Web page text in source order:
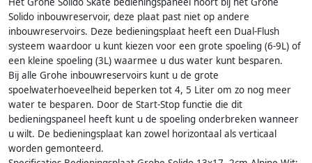
Solido inbouwreservoir, deze plaat past niet op andere
inbouwreservoirs. Deze bedieningsplaat heeft een Dual-Flush
systeem waardoor u kunt kiezen voor een grote spoeling (6-9L) of
een kleine spoeling (3L) waarmee u dus water kunt besparen.
Bij alle Grohe inbouwreservoirs kunt u de grote
spoelwaterhoeveelheid beperken tot 4, 5 Liter om zo nog meer
water te besparen. Door de Start-Stop functie die dit
bedieningspaneel heeft kunt u de spoeling onderbreken wanneer
u wilt. De bedieningsplaat kan zowel horizontaal als verticaal
worden gemonteerd.